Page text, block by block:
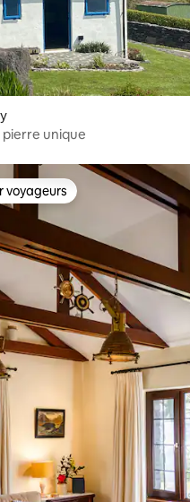
unique
les plus appréciés
voyageurs